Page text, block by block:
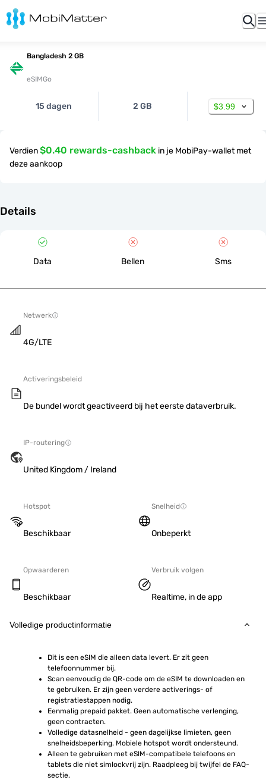
Bangladesh 2 GB
eSIMGo
15 dagen 2 GB $3.99
Verdien$0.40 rewards-cashback in je MobiPay-wallet met
deze aankoop
Details
Data Bellen Sms
Netwerk
4G/LTE
Activeringsbeleid
De bundel wordt geactiveerd bij het eerste dataverbruik.
IP-routering
United Kingdom / Ireland
Hotspot
Beschikbaar
Snelheid
Onbeperkt
Opwaarderen
Beschikbaar
Verbruik volgen
Realtime, in de app
Volledige productinformatie
Dit is een eSIM die alleen data levert. Er zit geen
telefoonnummer bij.
Scan eenvoudig de QR-code om de eSIM te downloaden en
te gebruiken. Er zijn geen verdere activerings- of
registratiestappen nodig.
Eenmalig prepaid pakket. Geen automatische verlenging,
geen contracten.
Volledige datasnelheid - geen dagelijkse limieten, geen
snelheidsbeperking. Mobiele hotspot wordt ondersteund.
Alleen te gebruiken met eSIM-compatibele telefoons en
tablets die niet simlockvrij zijn. Raadpleeg bij twijfel de FAQ-
sectie.